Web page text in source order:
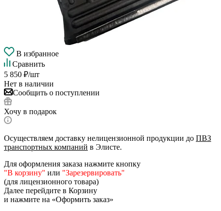
В избранное
Сравнить
5 850 ₽/шт
Нет в наличии
Сообщить о поступлении
Хочу в подарок
Осуществляем доставку нелицензионной продукции до ПВЗ
транспортных компаний в Элисте.
Для оформления заказа нажмите кнопку
"В корзину" или "Зарезервировать"
(для лицензионного товара)
Далее перейдите в Корзину
и нажмите на «Оформить заказ»